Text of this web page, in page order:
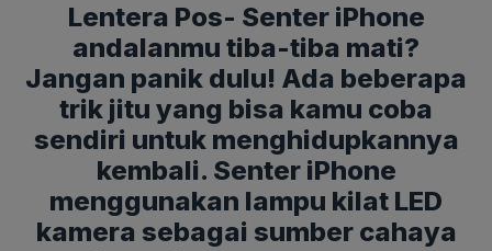
Lentera Pos- Senter iPhone
andalanmu tiba-tiba mati?
Jangan panik dulu! Ada beberapa
trik jitu yang bisa kamu coba
sendiri untuk menghidupkannya
kembali. Senter iPhone
menggunakan lampu kilat LED
kamera sebagai sumber cahaya